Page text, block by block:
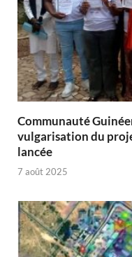
Communauté
vulgarisation du
lancée
7 août 2025